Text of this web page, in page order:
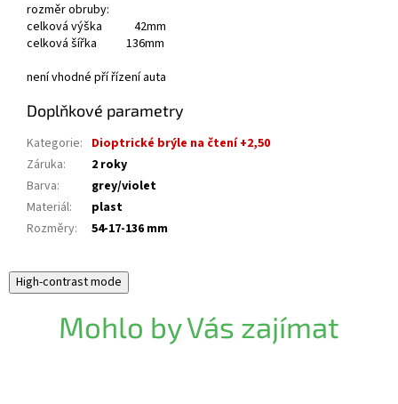
rozměr obruby:
celková výška 42mm
celková šířka 136mm
není vhodné pří řízení auta
Doplňkové parametry
Kategorie: Dioptrické brýle na čtení +2,50
Záruka:
2 roky
Barva:
grey/violet
Materiál:
plast
Rozměry: 54-17-136 mm
High-contrast mode
Mohlo by Vás zajímat